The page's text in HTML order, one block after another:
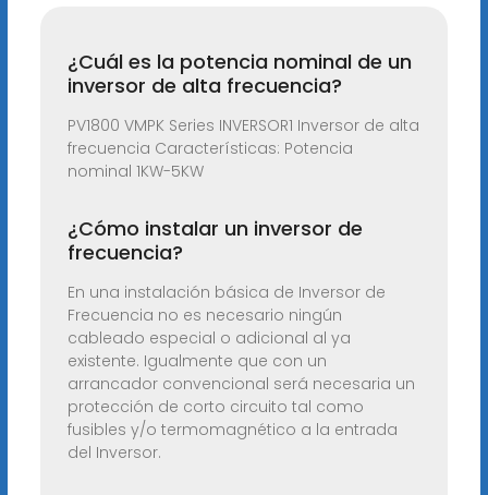
¿Cuál es la potencia nominal de un
inversor de alta frecuencia?
PV1800 VMPK Series INVERSOR1 Inversor de alta
frecuencia Características: Potencia
nominal 1KW-5KW
¿Cómo instalar un inversor de
frecuencia?
En una instalación básica de Inversor de
Frecuencia no es necesario ningún
cableado especial o adicional al ya
existente. Igualmente que con un
arrancador convencional será necesaria un
protección de corto circuito tal como
fusibles y/o termomagnético a la entrada
del Inversor.